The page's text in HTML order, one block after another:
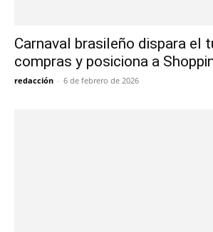
Carnaval brasileño dispara el
compras y posiciona a
redacción - 6 de febrero de 2026